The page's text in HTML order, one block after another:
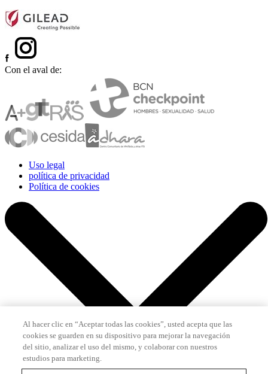
Con el aval de:
Uso legal
política de privacidad
Política de cookies
Al hacer clic en “Aceptar todas las cookies”, usted acepta que las
cookies se guarden en su dispositivo para mejorar la navegación
del sitio, analizar el uso del mismo, y colaborar con nuestros
estudios para marketing.